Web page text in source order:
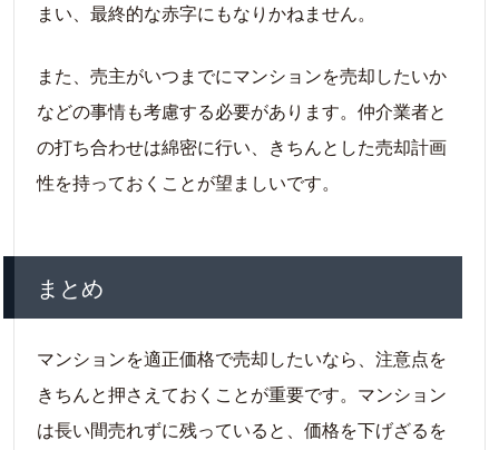
まい、最終的な赤字にもなりかねません。
また、売主がいつまでにマンションを売却したいか
などの事情も考慮する必要があります。仲介業者と
の打ち合わせは綿密に行い、きちんとした売却計画
性を持っておくことが望ましいです。
まとめ
マンションを適正価格で売却したいなら、注意点を
きちんと押さえておくことが重要です。マンション
は長い間売れずに残っていると、価格を下げざるを